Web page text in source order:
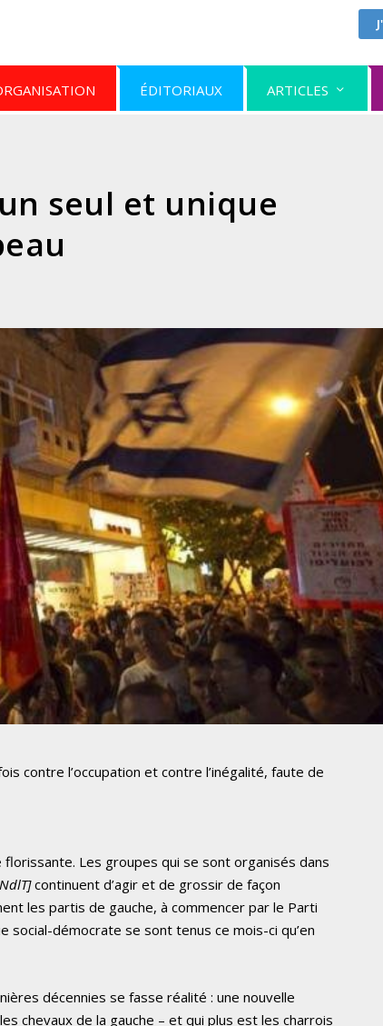
ÉDITORIAUX ARTICLES
seul et unique
contre l’occupation et contre l’inégalité, faute de
Les groupes qui se sont organisés dans
continuent d’agir et de grossir de façon
les partis de gauche, à commencer par le Parti
démocrate se sont tenus ce mois-ci qu’en
décennies se fasse réalité : une nouvelle
chevaux de la gauche – et qui plus est les charrois